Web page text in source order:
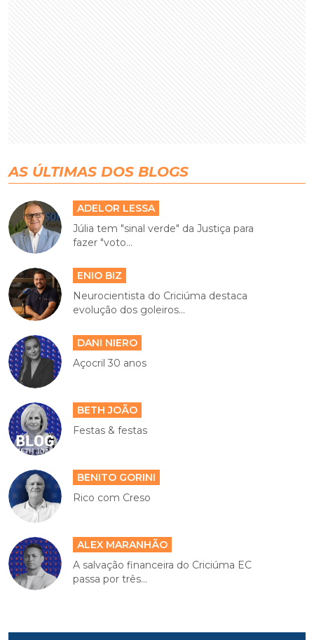
AS ÚLTIMAS DOS BLOGS
ADELOR LESSA
Júlia tem "sinal verde" da Justiça para
fazer "voto...
ENIO BIZ
Neurocientista do Criciúma destaca
evolução dos goleiros...
DANI NIERO
Açocril 30 anos
BETH JOÃO
Festas & festas
BENITO GORINI
Rico com Creso
ALEX MARANHÃO
A salvação financeira do Criciúma EC
passa por três...